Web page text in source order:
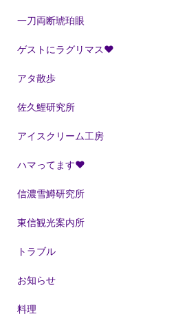
一刀両断琥珀眼
ゲストにラグリマス❤
アタ散歩
佐久鯉研究所
アイスクリーム工房
ハマってます❤
信濃雪鱒研究所
東信観光案内所
トラブル
お知らせ
料理